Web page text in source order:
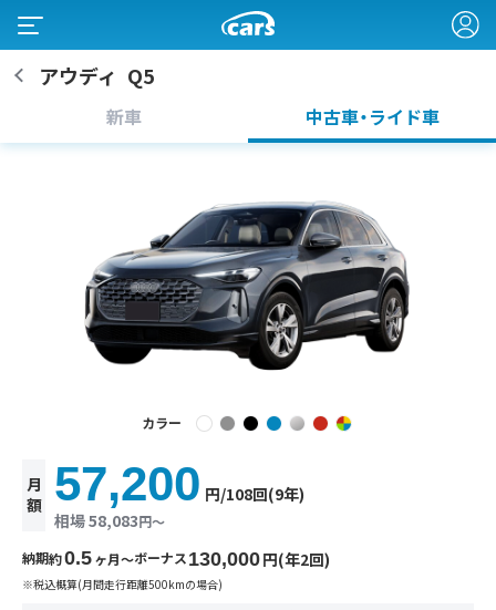
アウディ Q5
新車 中古車・ライド車
カラー
月
額
相場 58,083円〜
57,200 円/108回(9年)
納期約0.5ヶ月〜ボーナス130,000円(年2回)
※税込概算(月間走行距離500kmの場合)